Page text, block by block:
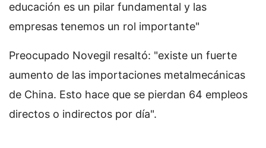
educación es un pilar fundamental y las
empresas tenemos un rol importante"
Preocupado Novegil resaltó: "existe un fuerte
aumento de las importaciones metalmecánicas
de China. Esto hace que se pierdan 64 empleos
directos o indirectos por día".